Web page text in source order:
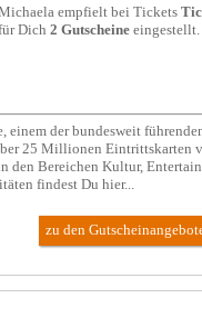
empfielt beiTickets
Dich2 Gutscheine eingestellt.
einem der bundesweit
25 Millionen Eintrittskarten
den Bereichen Kultur,
findest Du hier...
zu den